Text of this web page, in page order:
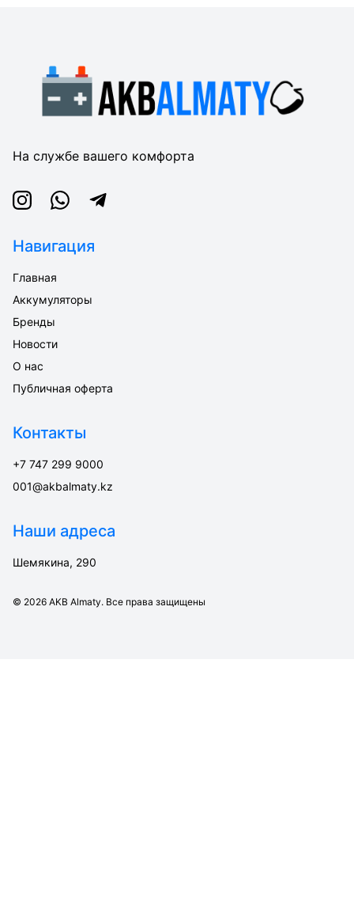
На службе вашего комфорта
InstagramWhatsappTelegram
Навигация
Главная
Аккумуляторы
Бренды
Новости
О нас
Публичная оферта
Контакты
+7 747 299 9000
001@akbalmaty.kz
Наши адреса
Шемякина, 290
© 2026 AKB Almaty. Все права защищены